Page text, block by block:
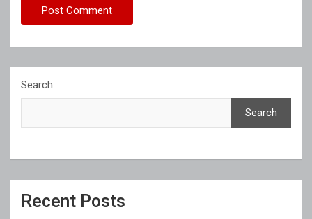
Search
Search
Recent Posts